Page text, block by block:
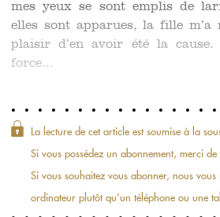
mes yeux se sont emplis de
elles sont apparues, la fille m’a
plaisir d’en avoir été la cause.
force...
La lecture de cet article est soumise à la
Si vous possédez un abonnement, merci
Si vous souhaitez vous abonner, nous
ordinateur plutôt qu'un téléphone ou une